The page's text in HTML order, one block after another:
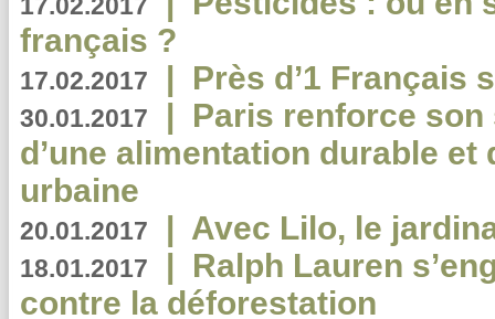
français ?
17.02.2017 | Près d’1 Français
30.01.2017 | Paris renforce
d’une alimentation durable et
urbaine
20.01.2017 | Avec Lilo, le
18.01.2017 | Ralph Lauren
contre la déforestation